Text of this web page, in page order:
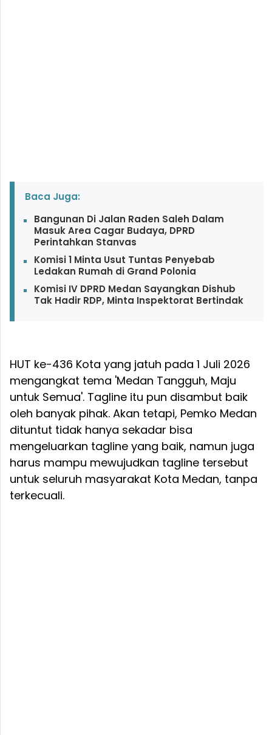
Baca Juga:
Bangunan Di Jalan Raden Saleh Dalam
Masuk Area Cagar Budaya, DPRD
Perintahkan Stanvas
Komisi 1 Minta Usut Tuntas Penyebab
Ledakan Rumah di Grand Polonia
Komisi IV DPRD Medan Sayangkan Dishub
Tak Hadir RDP, Minta Inspektorat Bertindak
HUT ke-436 Kota yang jatuh pada 1 Juli 2026
mengangkat tema 'Medan Tangguh, Maju
untuk Semua'. Tagline itu pun disambut baik
oleh banyak pihak. Akan tetapi, Pemko Medan
dituntut tidak hanya sekadar bisa
mengeluarkan tagline yang baik, namun juga
harus mampu mewujudkan tagline tersebut
untuk seluruh masyarakat Kota Medan, tanpa
terkecuali.